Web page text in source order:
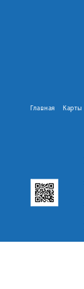
Главная Карты